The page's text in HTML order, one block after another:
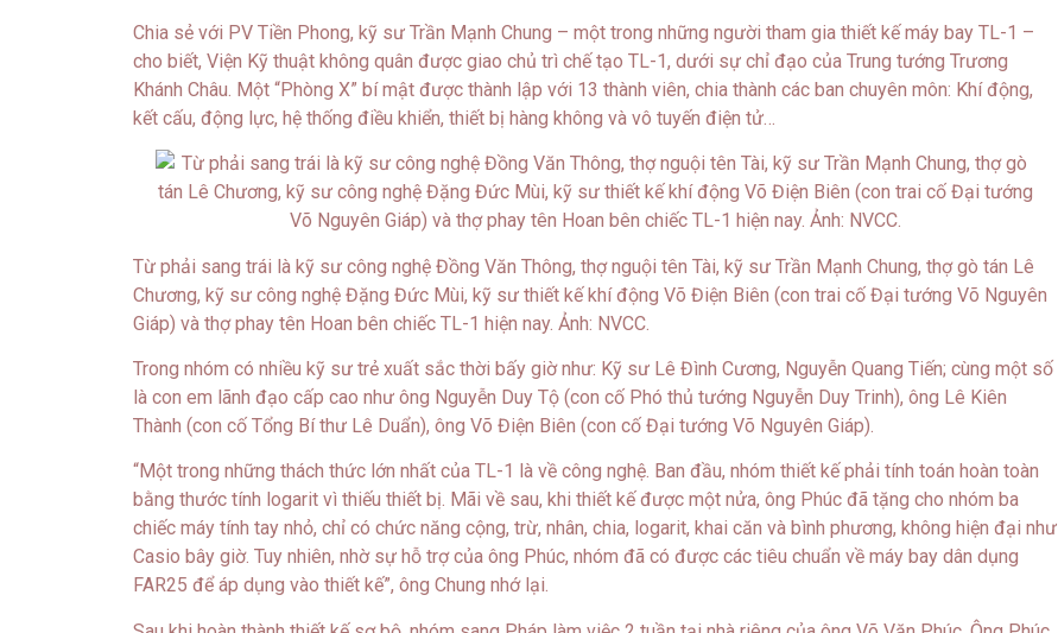
Chia sẻ với PV Tiền Phong, kỹ sư Trần Mạnh Chung – một trong những người tham gia thiết kế máy bay TL-1 –
cho biết, Viện Kỹ thuật không quân được giao chủ trì chế tạo TL-1, dưới sự chỉ đạo của Trung tướng Trương
Khánh Châu. Một “Phòng X” bí mật được thành lập với 13 thành viên, chia thành các ban chuyên môn: Khí động,
kết cấu, động lực, hệ thống điều khiển, thiết bị hàng không và vô tuyến điện tử…
Từ phải sang trái là kỹ sư công nghệ Đồng Văn Thông, thợ nguội tên Tài, kỹ sư Trần Mạnh Chung, thợ gò tán Lê
Chương, kỹ sư công nghệ Đặng Đức Mùi, kỹ sư thiết kế khí động Võ Điện Biên (con trai cố Đại tướng Võ Nguyên
Giáp) và thợ phay tên Hoan bên chiếc TL-1 hiện nay. Ảnh: NVCC.
Trong nhóm có nhiều kỹ sư trẻ xuất sắc thời bấy giờ như: Kỹ sư Lê Đình Cương, Nguyễn Quang Tiến; cùng một số
là con em lãnh đạo cấp cao như ông Nguyễn Duy Tộ (con cố Phó thủ tướng Nguyễn Duy Trinh), ông Lê Kiên
Thành (con cố Tổng Bí thư Lê Duẩn), ông Võ Điện Biên (con cố Đại tướng Võ Nguyên Giáp).
“Một trong những thách thức lớn nhất của TL-1 là về công nghệ. Ban đầu, nhóm thiết kế phải tính toán hoàn toàn
bằng thước tính logarit vì thiếu thiết bị. Mãi về sau, khi thiết kế được một nửa, ông Phúc đã tặng cho nhóm ba
chiếc máy tính tay nhỏ, chỉ có chức năng cộng, trừ, nhân, chia, logarit, khai căn và bình phương, không hiện đại như
Casio bây giờ. Tuy nhiên, nhờ sự hỗ trợ của ông Phúc, nhóm đã có được các tiêu chuẩn về máy bay dân dụng
FAR25 để áp dụng vào thiết kế”, ông Chung nhớ lại.